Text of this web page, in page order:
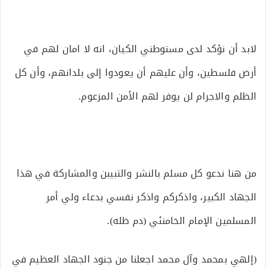
لابد أن نؤكد لدى مستوطني الكيان، انه لا امان لهم في
أرض فلسطين، وأن عليهم أن يعودوا إلى بلدانهم، وأن كل
الظلم والاجرام لن يوفر لهم الأمن المزعوم.
من هنا ندعو كل مسلم بالنشر والتبيبن والمشاركة في هذا
الجهاد الكبير، واذكركم واذكر نفسي بدعاء ولي أمر
المسلمين الإمام الخامنئي (دم ظله).
(إلهي بمحمد وآل محمد اجعلنا من جنود الجهاد العظيم في